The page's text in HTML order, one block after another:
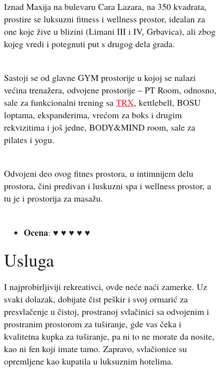
Iznad Maxija na bulevaru Cara Lazara, na 350 kvadrata,
prostire se luksuzni fitness i wellness prostor, idealan za
one koje žive u blizini (Limani III i IV, Grbavica), ali zbog
kojeg vredi i potegnuti put s drugog dela grada.
Sastoji se od glavne GYM prostorije u kojoj se nalazi
većina trenažera, odvojene prostorije – PT Room, odnosno,
sale za funkcionalni trening sa TRX, kettlebell, BOSU
loptama, ekspanderima, vrećom za boks i drugim
rekvizitima i još jedne, BODY&MIND room, sale za
pilates i yogu.
Odvojeni deo ovog fitnes prostora, u intimnijem delu
prostora, čini predivan i luskuzni spa i wellness prostor, a
tu je i prostorija za masažu.
Ocena: ♥ ♥ ♥ ♥ ♥
Usluga
I najprobirljiviji rekreativci, ovde neće naći zamerke. Uz
svaki dolazak, dobijate čist peškir i svoj ormarić za
presvlačenje u čistoj, prostranoj svlačinici sa odvojenim i
prostranim prostorom za tuširanje, gde vas čeka i
kvalitetna kupka za tuširanje, pa ni to ne morate da nosite,
kao ni fen koji imate tamo. Zapravo, svlačionice su
opremljene kao kupatila u luksuznim hotelima.